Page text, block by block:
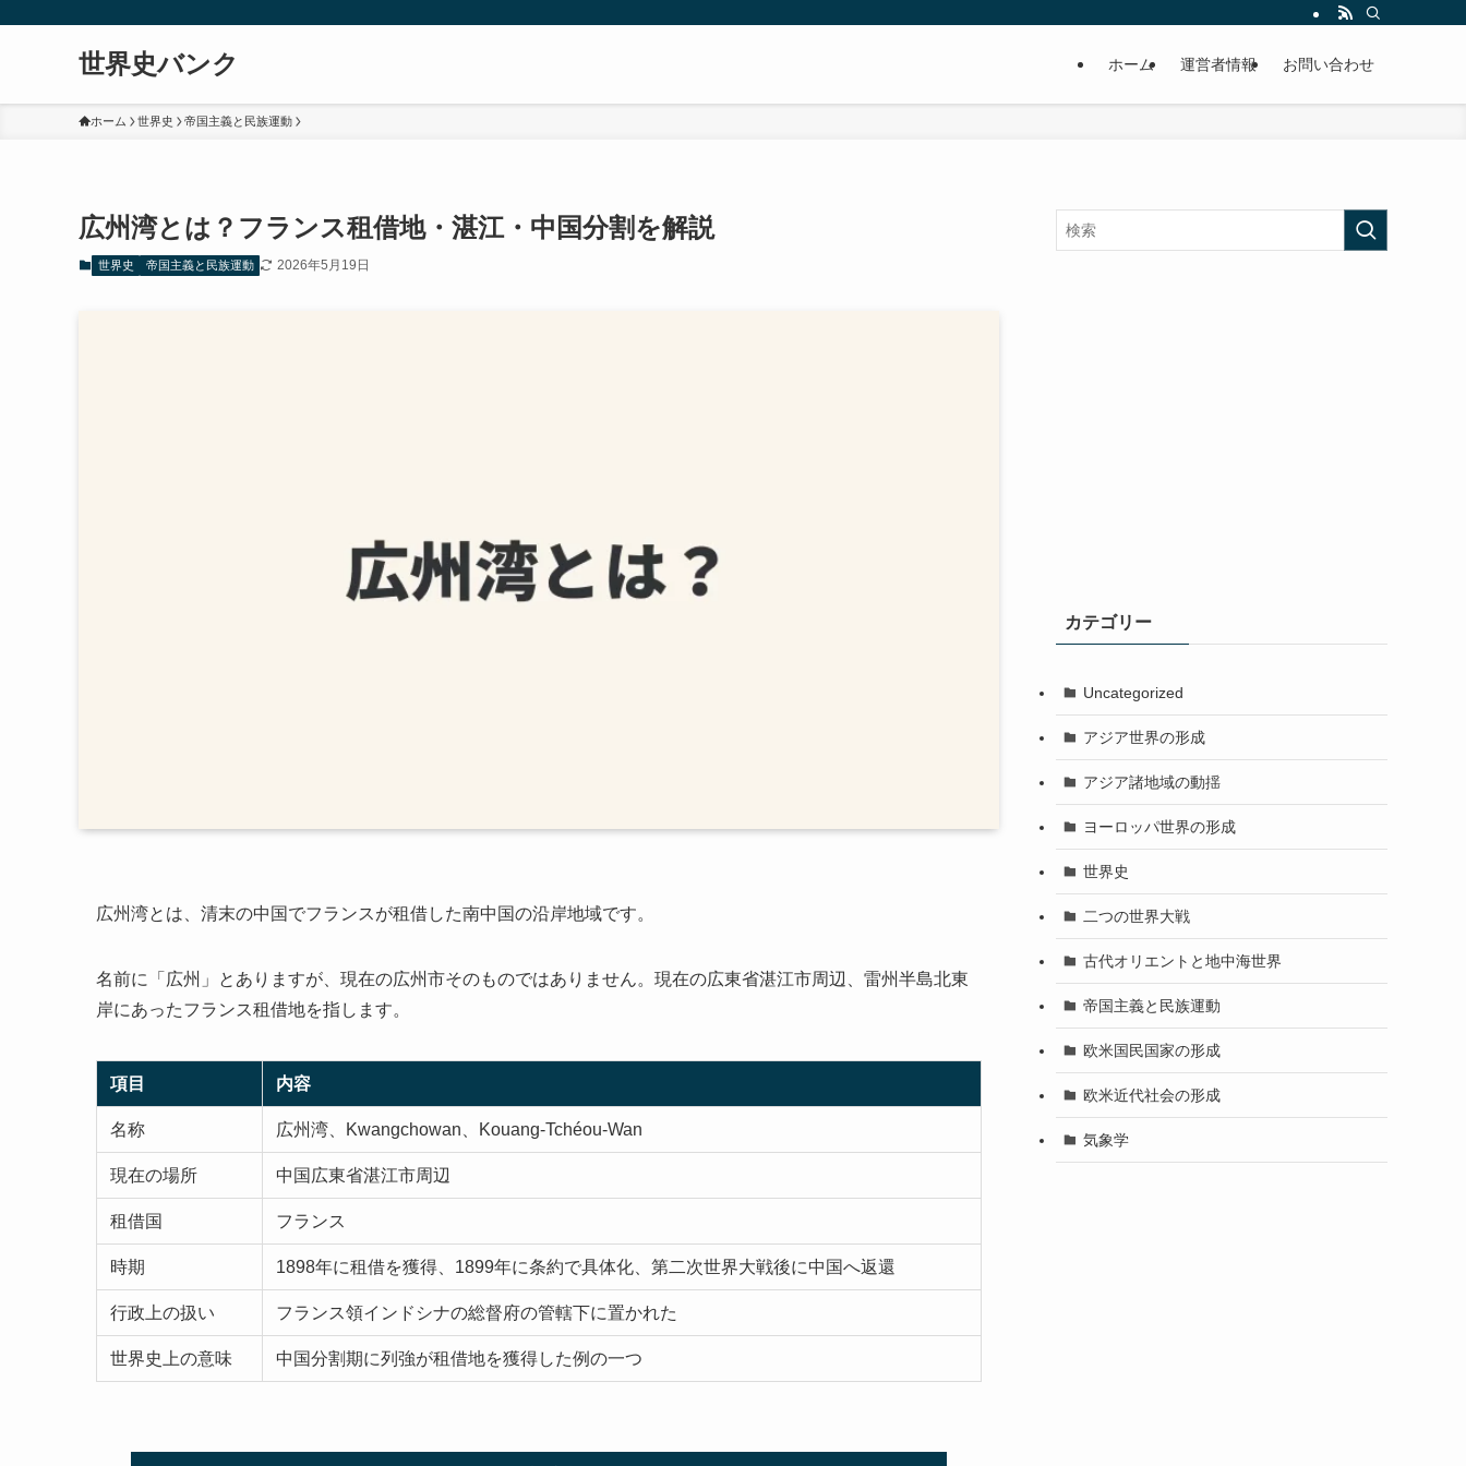
世界史バンク ホーム 運営者情報 お問い合わせ
ホーム 世界史 帝国主義と民族運動
広州湾とは？フランス租借地・湛江・中国分割を解説
世界史 帝国主義と民族運動 2026年5月19日
広州湾とは、清末の中国でフランスが租借した南中国の沿岸地域です。
名前に「広州」とありますが、現在の広州市そのものではありません。現在の広東省湛江市周辺、雷州半島北東
岸にあったフランス租借地を指します。
項目 内容
名称 広州湾、Kwangchowan、Kouang-Tchéou-Wan
現在の場所 中国広東省湛江市周辺
租借国 フランス
時期 1898年に租借を獲得、1899年に条約で具体化、第二次世界大戦後に中国へ返還
行政上の扱い フランス領インドシナの総督府の管轄下に置かれた
世界史上の意味 中国分割期に列強が租借地を獲得した例の一つ
カテゴリー
Uncategorized
アジア世界の形成
アジア諸地域の動揺
ヨーロッパ世界の形成
世界史
二つの世界大戦
古代オリエントと地中海世界
帝国主義と民族運動
欧米国民国家の形成
欧米近代社会の形成
気象学